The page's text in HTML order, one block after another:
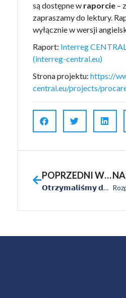
są dostępne w raporcie–
zapraszamy do lektury.
wyłącznie w wersji
Raport: Interreg
(interreg-central.eu)
Strona projektu: https://
central.eu/projects/
POPRZEDNI WPIS
𝗢𝘁𝗿𝘇𝘆𝗺𝗮𝗹𝗶𝘀́𝗺𝘆 𝗱𝗼𝗳𝗶𝗻𝗮𝗻𝘀𝗼𝘄𝗮𝗻𝗶𝗲 𝗻𝗮 𝗽𝗿𝗼𝗷𝗲𝗸𝘁 „𝗢𝘂𝘁𝗽𝗹𝗮𝗰𝗲𝗺𝗲𝗻𝘁 𝗱𝗹𝗮 𝗟𝘂𝗯𝗲𝗹𝘀𝘇𝗰𝘇𝘆𝘇𝗻𝘆 – 𝗲𝗱𝘆𝗰𝗷𝗮 𝟮”